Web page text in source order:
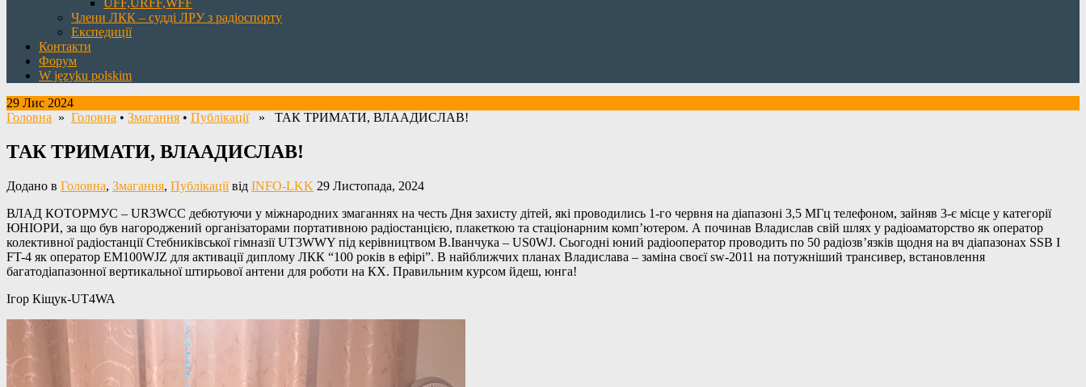
Члени ЛКК – судді ЛРУ з радіоспорту
Експедиції
Контакти
Форум
W języku polskim
29 Лис 2024
Головна » Головна • Змагання • Публікації» ТАК ТРИМАТИ, ВЛААДИСЛАВ!
ТАК ТРИМАТИ, ВЛААДИСЛАВ!
Додано в Головна, Змагання, Публікаціївід INFO-LKK 29 Листопада, 2024
ВЛАД КОТОРМУС – UR3WCC дебютуючи у міжнародних змаганнях на честь Дня захисту дітей, які проводились 1-го червня на діапазоні 3,5 МГц телефоном, зайняв 3-є місце у категорії
ЮНІОРИ, за що був нагороджений організаторами портативною радіостанцією, плакеткою та стаціонарним комп’ютером. А починав Владислав свій шлях у радіоаматорство як оператор
колективної радіостанції Стебниківської гімназії UT3WWY під керівництвом В.Іванчука – US0WJ. Сьогодні юний радіооператор проводить по 50 радіозв’язків щодня на вч діапазонах SSB I
FT-4 як оператор EM100WJZ для активації диплому ЛКК “100 років в ефірі”. В найближчих планах Владислава – заміна своєї sw-2011 на потужніший трансивер, встановлення
багатодіапазонної вертикальної штирьової антени для роботи на КХ. Правильним курсом йдеш, юнга!
Ігор Кіщук-UT4WA